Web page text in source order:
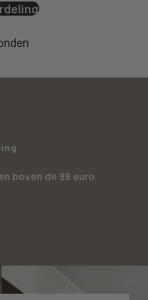
boven de 99 euro.